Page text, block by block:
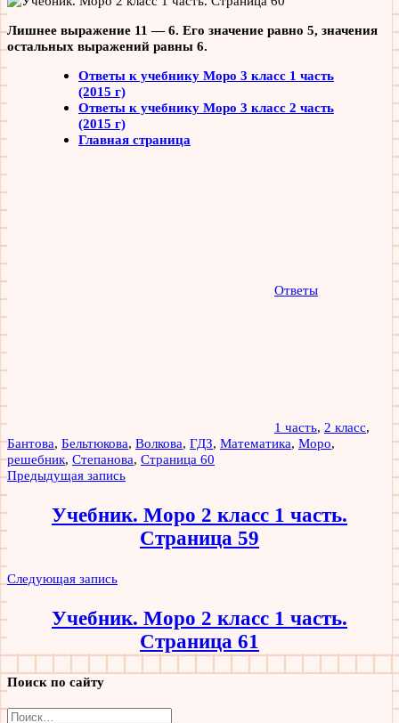
Лишнее выражение 11 — 6. Его значение равно 5, значения
остальных выражений равны 6.
Ответы к учебнику Моро 3 класс 1 часть
(2015 г)
Ответы к учебнику Моро 3 класс 2 часть
(2015 г)
Главная страница
Ответы
1 часть, 2 класс,
Бантова, Бельтюкова, Волкова, ГДЗ, Математика, Моро,
решебник, Степанова, Страница 60
Навигация
по
записям
Предыдущая запись
Учебник. Моро 2 класс 1 часть.
Страница 59
Следующая запись
Учебник. Моро 2 класс 1 часть.
Страница 61
Поиск по сайту
Найти: